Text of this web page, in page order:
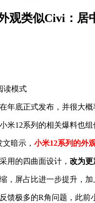
观类似Civi：居
读模式
年底正式发布，并很大
米12系列的相关爆料也组
暗示， 小米12系列的外
用的四曲面设计， 改为更
，屏占比进一步提升，
馈极多的R角问题，此